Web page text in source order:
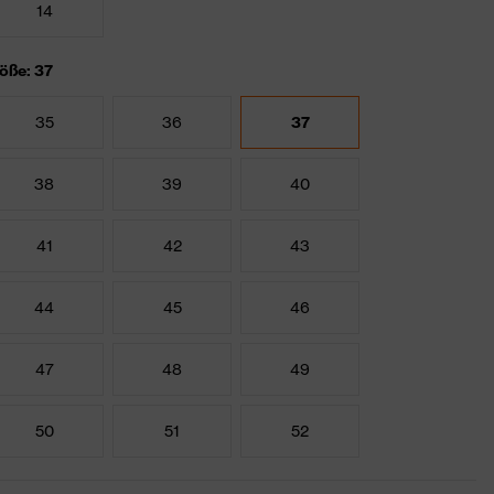
14
37
35 36 37
38 39 40
41 42 43
44 45 46
47 48 49
50 51 52